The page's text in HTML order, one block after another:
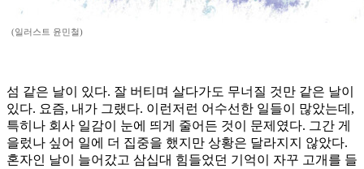
(일러스트 윤민철)
섬 같은 날이 있다. 잘 버티며 살다가도 무너질 것만 같은 날이
있다. 요즘, 내가 그랬다. 이런저런 어수선한 일들이 많았는데,
특히나 회사 일감이 눈에 띄게 줄어든 것이 문제였다. 그간 게
을렀나 싶어 일에 더 집중을 했지만 상황은 달라지지 않았다.
혼자인 날이 늘어갔고 삼십대 힘들었던 기억이 자꾸 고개를 들